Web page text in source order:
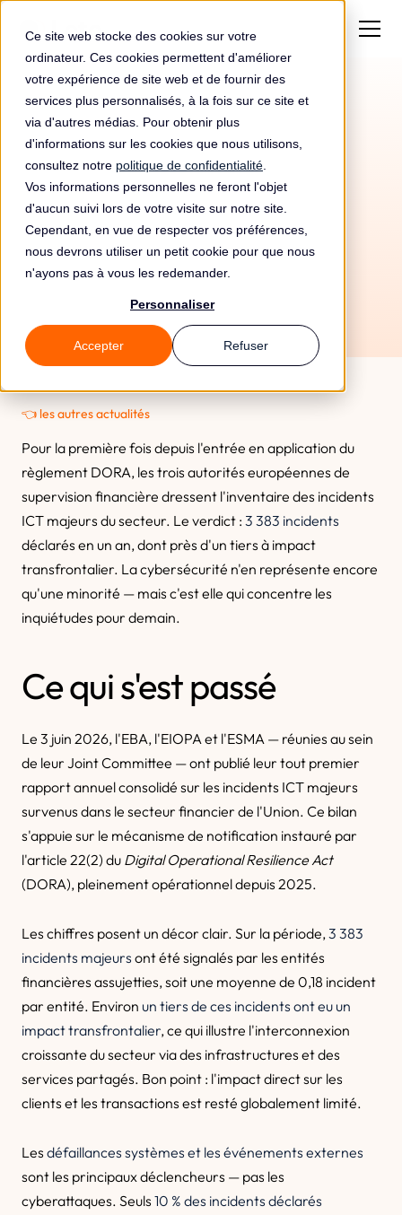
Ce site web stocke des cookies sur votre
ordinateur. Ces cookies permettent d'améliorer
votre expérience de site web et de fournir des
services plus personnalisés, à la fois sur ce site et
via d'autres médias. Pour obtenir plus
d'informations sur les cookies que nous utilisons,
consultez notre politique de confidentialité
Vos informations personnelles ne feront l'objet
d'aucun suivi lors de votre visite sur notre site.
Cependant, en vue de respecter vos préférences,
nous devrons utiliser un petit cookie pour que nous
n'ayons pas à vous les redemander.
Personnaliser
Accepter Refuser
3/6/26
👈 les autres actualités
Pour la première fois depuis l'entrée en application du
règlement DORA, les trois autorités européennes de
supervision financière dressent l'inventaire des incidents
ICT majeurs du secteur. Le verdict : 3 383 incidents
déclarés en un an, dont près d'un tiers à impact
transfrontalier. La cybersécurité n'en représente encore
qu'une minorité — mais c'est elle qui concentre les
inquiétudes pour demain.
Ce qui s'est passé
Le 3 juin 2026, l'EBA, l'EIOPA et l'ESMA — réunies au sein
de leur Joint Committee — ont publié leur tout premier
rapport annuel consolidé sur les incidents ICT majeurs
survenus dans le secteur financier de l'Union. Ce bilan
s'appuie sur le mécanisme de notification instauré par
l'article 22(2) du Digital Operational Resilience Act
(DORA), pleinement opérationnel depuis 2025.
Les chiffres posent un décor clair. Sur la période,3 383
incidents majeurs ont été signalés par les entités
financières assujetties, soit une moyenne de 0,18 incident
par entité. Environ un tiers de ces incidents ont eu un
impact transfrontalier, ce qui illustre l'interconnexion
croissante du secteur via des infrastructures et des
services partagés. Bon point : l'impact direct sur les
clients et les transactions est resté globalement limité.
Les défaillances systèmes et les événements externes
sont les principaux déclencheurs — pas les
cyberattaques. Seuls 10 % des incidents déclarés